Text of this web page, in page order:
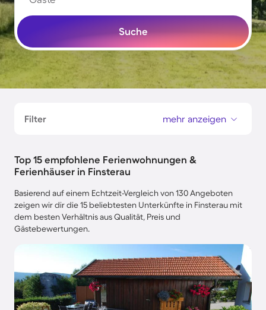
Suche
Filter mehr anzeigen
Top 15 empfohlene Ferienwohnungen &
Ferienhäuser in Finsterau
Basierend auf einem Echtzeit-Vergleich von 130 Angeboten
zeigen wir dir die 15 beliebtesten Unterkünfte in Finsterau mit
dem besten Verhältnis aus Qualität, Preis und
Gästebewertungen.